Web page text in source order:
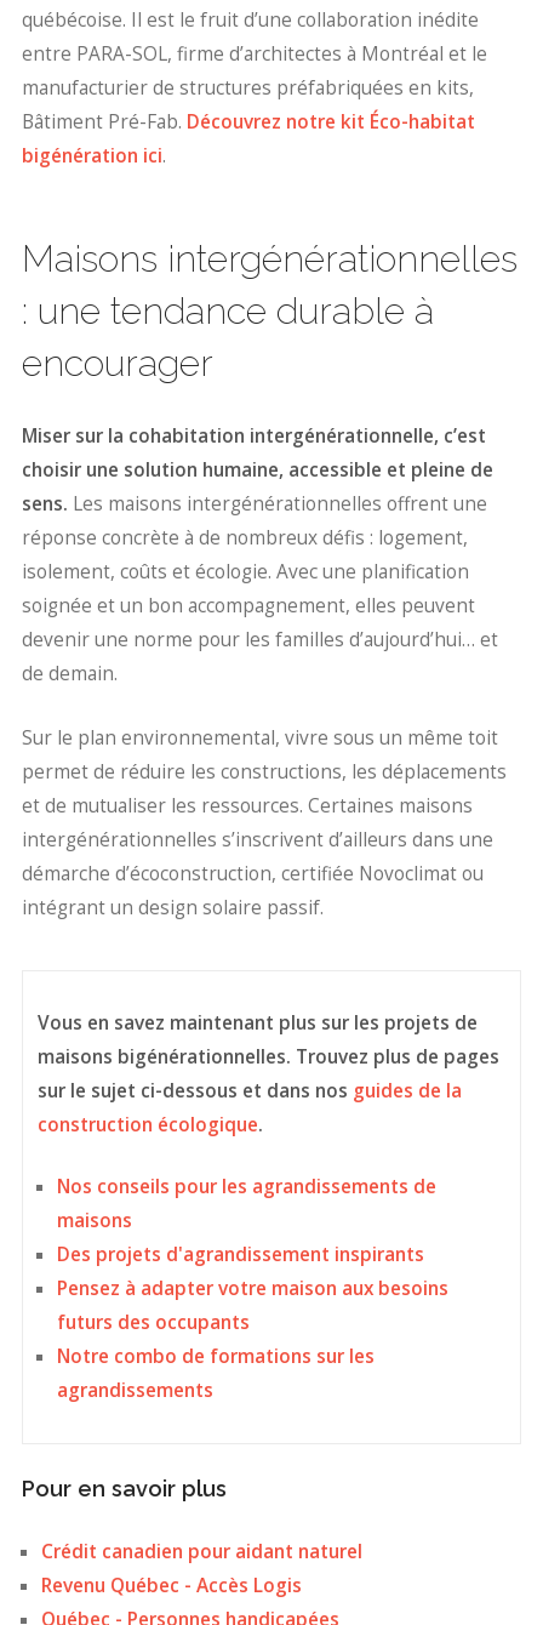
québécoise. Il est le fruit d’une collaboration inédite
entre PARA-SOL, firme d’architectes à Montréal et le
manufacturier de structures préfabriquées en kits,
Bâtiment Pré-Fab. Découvrez notre kit Éco-habitat
bigénération ici.
Maisons intergénérationnelles
: une tendance durable à
encourager
Miser sur la cohabitation intergénérationnelle, c’est
choisir une solution humaine, accessible et pleine de
sens. Les maisons intergénérationnelles offrent une
réponse concrète à de nombreux défis : logement,
isolement, coûts et écologie. Avec une planification
soignée et un bon accompagnement, elles peuvent
devenir une norme pour les familles d’aujourd’hui… et
de demain.
Sur le plan environnemental, vivre sous un même toit
permet de réduire les constructions, les déplacements
et de mutualiser les ressources. Certaines maisons
intergénérationnelles s’inscrivent d’ailleurs dans une
démarche d’écoconstruction, certifiée Novoclimat ou
intégrant un design solaire passif.
Vous en savez maintenant plus sur les projets de
maisons bigénérationnelles. Trouvez plus de pages
sur le sujet ci-dessous et dans nos guides de la
construction écologique.
Nos conseils pour les agrandissements de
maisons
Des projets d'agrandissement inspirants
Pensez à adapter votre maison aux besoins
futurs des occupants
Notre combo de formations sur les
agrandissements
Pour en savoir plus
Crédit canadien pour aidant naturel
Revenu Québec - Accès Logis
Québec - Personnes handicapées